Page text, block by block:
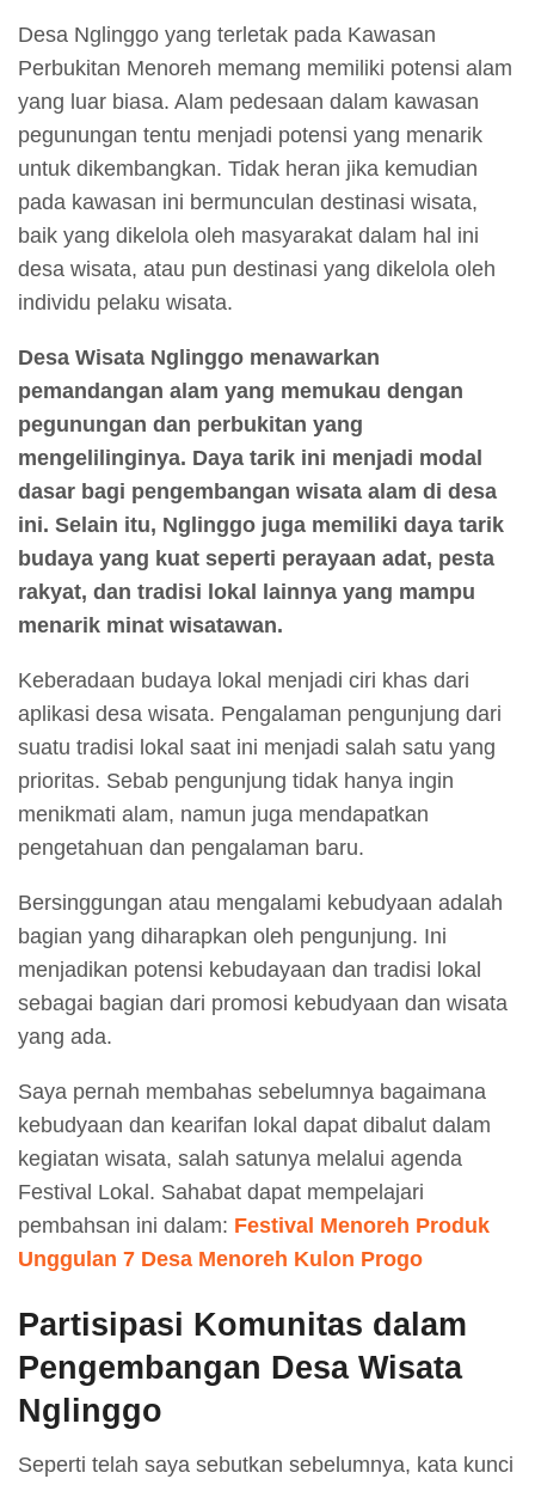
Desa Nglinggo yang terletak pada Kawasan
Perbukitan Menoreh memang memiliki potensi alam
yang luar biasa. Alam pedesaan dalam kawasan
pegunungan tentu menjadi potensi yang menarik
untuk dikembangkan. Tidak heran jika kemudian
pada kawasan ini bermunculan destinasi wisata,
baik yang dikelola oleh masyarakat dalam hal ini
desa wisata, atau pun destinasi yang dikelola oleh
individu pelaku wisata.
Desa Wisata Nglinggo menawarkan
pemandangan alam yang memukau dengan
pegunungan dan perbukitan yang
mengelilinginya. Daya tarik ini menjadi modal
dasar bagi pengembangan wisata alam di desa
ini. Selain itu, Nglinggo juga memiliki daya tarik
budaya yang kuat seperti perayaan adat, pesta
rakyat, dan tradisi lokal lainnya yang mampu
menarik minat wisatawan.
Keberadaan budaya lokal menjadi ciri khas dari
aplikasi desa wisata. Pengalaman pengunjung dari
suatu tradisi lokal saat ini menjadi salah satu yang
prioritas. Sebab pengunjung tidak hanya ingin
menikmati alam, namun juga mendapatkan
pengetahuan dan pengalaman baru.
Bersinggungan atau mengalami kebudyaan adalah
bagian yang diharapkan oleh pengunjung. Ini
menjadikan potensi kebudayaan dan tradisi lokal
sebagai bagian dari promosi kebudyaan dan wisata
yang ada.
Saya pernah membahas sebelumnya bagaimana
kebudyaan dan kearifan lokal dapat dibalut dalam
kegiatan wisata, salah satunya melalui agenda
Festival Lokal. Sahabat dapat mempelajari
pembahsan ini dalam: Festival Menoreh Produk
Unggulan 7 Desa Menoreh Kulon Progo
Partisipasi Komunitas dalam
Pengembangan Desa Wisata
Nglinggo
Seperti telah saya sebutkan sebelumnya, kata kunci